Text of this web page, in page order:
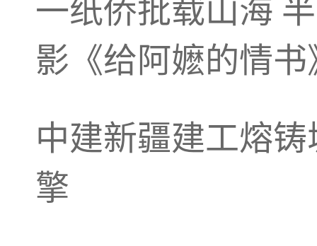
一纸侨批载山海
影《给阿嬷的情书
中建新疆建工熔
擎